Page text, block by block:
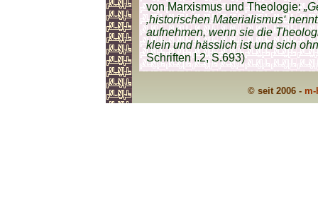
von Marxismus und Theologie:
‚historischen Materialismus‘
aufnehmen, wenn sie die
klein und hässlich ist und sich
Schriften I.2, S.693)
© seit 2006 -